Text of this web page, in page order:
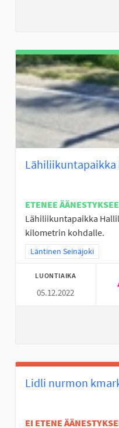
ETENEE
Lähiliikuntapaikka
kilometrin kohdalle.
Rajaa tulokset teeman
Läntinen Seinäjoki
LUONTIAIKA
05.12.2022
Lidli nurmon
EI ETENE